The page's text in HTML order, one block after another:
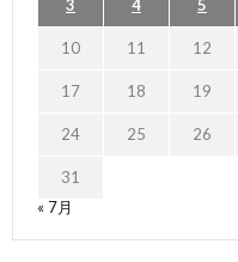
3 4 5
10 11 12
17 18 19
24 25 26
31
« 7月